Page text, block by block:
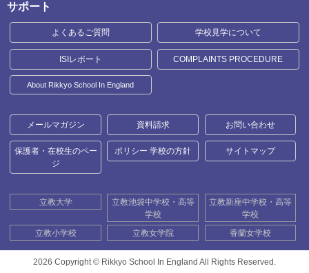
サポート
よくあるご質問 学校見学について
ISIレポート COMPLAINTS PROCEDURE
About Rikkyo School In England
メールマガジン 資料請求 お問い合わせ
保護者・在校生のペー
ジ
ポリシー 学校の方針 サイトマップ
立教大学
立教池袋中学校・高等
学校
立教新座中学校・高等
学校
立教小学校
立教女学院 香蘭女学校
2026 Copyright © Rikkyo School In England All Rights Reserved.